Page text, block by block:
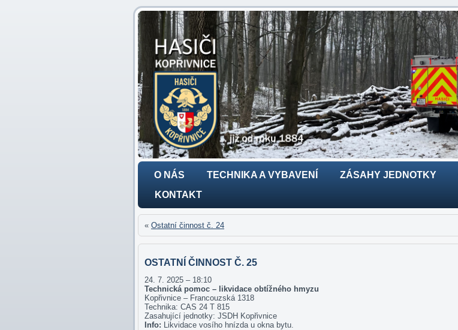
O NÁS TECHNIKA A VYBAVENÍ ZÁSAHY JEDNOTKY
KONTAKT
« Ostatní činnost č. 24
OSTATNÍ ČINNOST Č. 25
24. 7. 2025 – 18:10
Technická pomoc – likvidace obtížného hmyzu
Kopřivnice – Francouzská 1318
Technika: CAS 24 T 815
Zasahující jednotky: JSDH Kopřivnice
Info: Likvidace vosího hnízda u okna bytu.